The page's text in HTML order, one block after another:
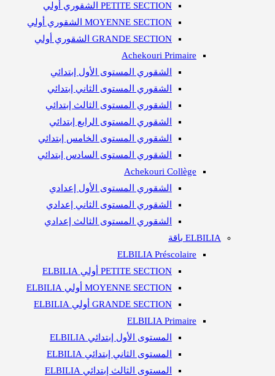
PETITE SECTION الشقوري أولي
MOYENNE SECTION الشقوري أولي
GRANDE SECTION الشقوري أولي
Achekouri Primaire
الشقوري المستوى الأول إبتدائي
الشقوري المستوى الثاني إبتدائي
الشقوري المستوى الثالث إبتدائي
الشقوري المستوى الرابع إبتدائي
الشقوري المستوى الخامس إبتدائي
الشقوري المستوى السادس إبتدائي
Achekouri Collège
الشقوري المستوى الأول إعدادي
الشقوري المستوى الثاني إعدادي
الشقوري المستوى الثالث إعدادي
ELBILIA باقة
ELBILIA Préscolaire
PETITE SECTION أولي ELBILIA
MOYENNE SECTION أولي ELBILIA
GRANDE SECTION أولي ELBILIA
ELBILIA Primaire
المستوى الأول إبتدائي ELBILIA
المستوى الثاني إبتدائي ELBILIA
المستوى الثالث إبتدائي ELBILIA